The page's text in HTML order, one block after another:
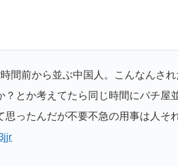
間前から並ぶ中国人。こんなんさ
？とか考えてたら同じ時間にパチ屋
思ったんだが不要不急の用事は人そ